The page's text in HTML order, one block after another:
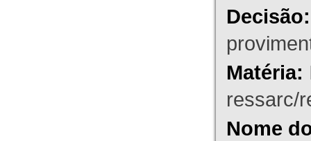
Decisão:
Matéria:
ressarc/
Nome